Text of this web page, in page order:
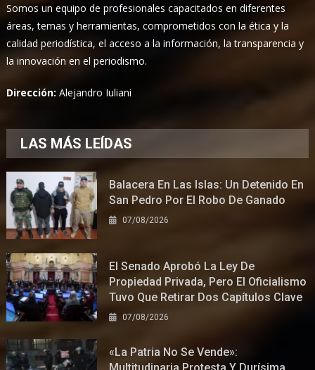
Somos un equipo de profesionales capacitados en diferentes
áreas, temas y herramientas, comprometidos con la ética y la
calidad periodística, el acceso a la información, la transparencia y
la innovación en el periodismo.
Dirección:Alejandro Iuliani
LAS MÁS LEÍDAS
Balacera En Las Islas: Un Detenido En
San Pedro Por El Robo De Ganado
07/08/2026
El Senado Aprobó La Ley De
Propiedad Privada, Pero El Oficialismo
Tuvo Que Retirar Dos Capítulos Clave
07/08/2026
«La Patria No Se Vende»: